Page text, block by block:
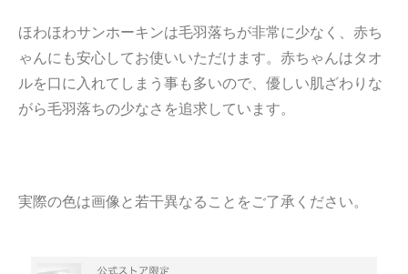
ほわほわサンホーキンは毛羽落ちが非常に少なく、赤ち
ゃんにも安心してお使いいただけます。赤ちゃんはタオ
ルを口に入れてしまう事も多いので、優しい肌ざわりな
がら毛羽落ちの少なさを追求しています。
実際の色は画像と若干異なることをご了承ください。